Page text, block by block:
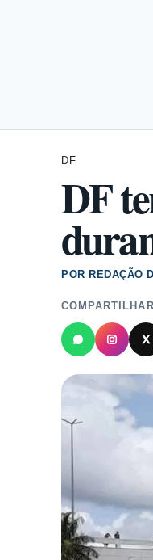
DF
DF
POR REDAÇÃO
COMPARTILHAR